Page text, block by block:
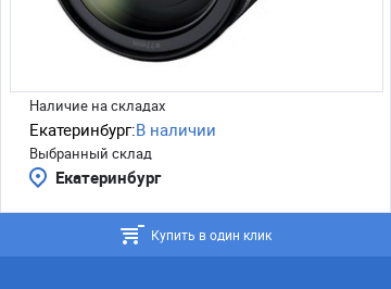
Наличие на складах
Екатеринбург:В наличии
Выбранный склад
Екатеринбург
Купить в один клик